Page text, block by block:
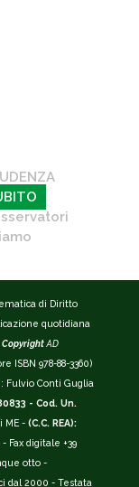
di Diritto
quotidiana
Copyright AD
ISBN 978-88-3360)
Fulvio Conti Guglia
- Cod. Un.
ME - (C.C. REA):
Fax digitale +39
otto -
dal 2000 - Testata